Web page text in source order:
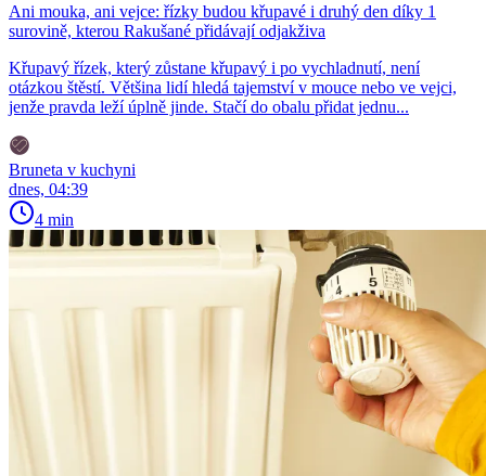
Ani mouka, ani vejce: řízky budou křupavé i druhý den díky 1
surovině, kterou Rakušané přidávají odjakživa
Křupavý řízek, který zůstane křupavý i po vychladnutí, není
otázkou štěstí. Většina lidí hledá tajemství v mouce nebo ve vejci,
jenže pravda leží úplně jinde. Stačí do obalu přidat jednu...
Bruneta v kuchyni
dnes, 04:39
4 min